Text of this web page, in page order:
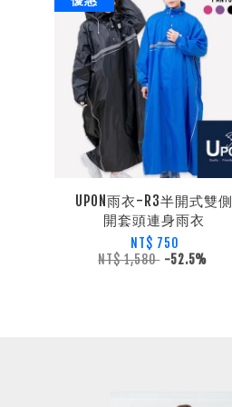
UPON雨衣-R3半開式雙側
開套頭連身雨衣
NT$ 750
NT$ 1,580 -52.5%